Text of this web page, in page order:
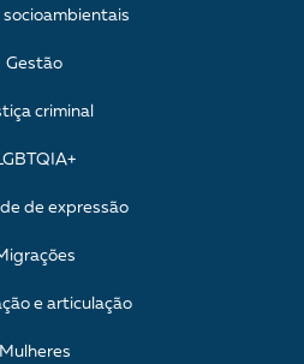
socioambientais
Gestão
criminal
de expressão
e articulação
Mulheres